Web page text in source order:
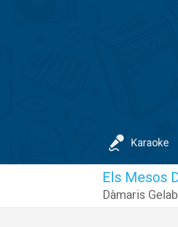
Karaoke
Els Mesos
Dàmaris